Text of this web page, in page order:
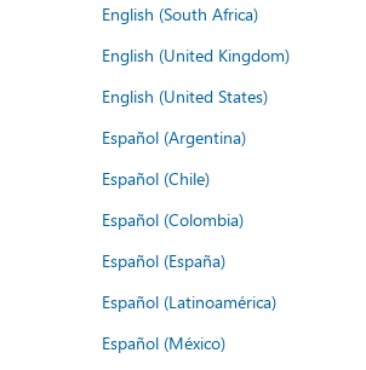
English (South Africa)
English (United Kingdom)
English (United States)
Español (Argentina)
Español (Chile)
Español (Colombia)
Español (España)
Español (Latinoamérica)
Español (México)